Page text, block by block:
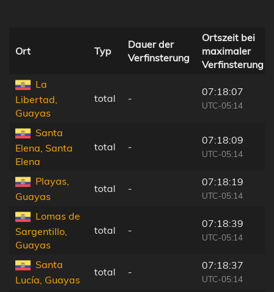
Ort Typ
Dauer der
Verfinsterung
Ortszeit bei
maximaler
Verfinsterung
La
Libertad,
Guayas
total -
07:18:07
UTC-05:14
Santa
Elena, Santa
Elena
total -
07:18:09
UTC-05:14
Playas,
Guayas
total -
07:18:19
UTC-05:14
Lomas de
Sargentillo,
Guayas
total -
07:18:39
UTC-05:14
Santa
Lucía, Guayas
total -
07:18:37
UTC-05:14